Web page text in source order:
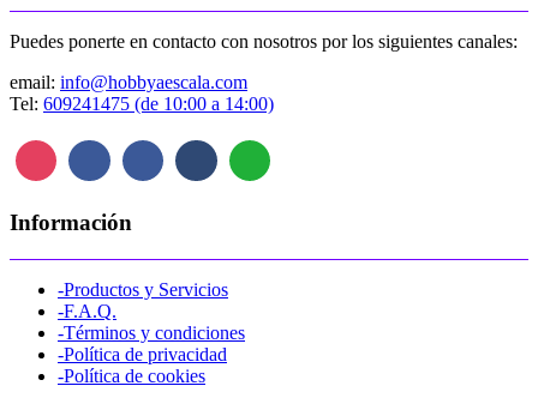
Puedes ponerte en contacto con nosotros por los siguientes canales:
email: info@hobbyaescala.com
Tel: 609241475 (de 10:00 a 14:00)
Información
-Productos y Servicios
-F.A.Q.
-Términos y condiciones
-Política de privacidad
-Política de cookies